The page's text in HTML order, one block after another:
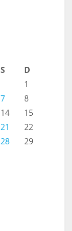
S
D
1
7
8
14
15
21
22
28
29